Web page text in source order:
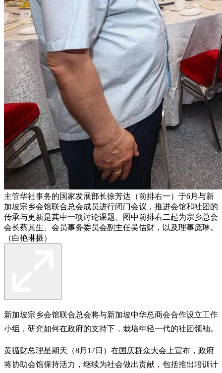
主管华社事务的国家发展部长徐芳达（前排右一）于6月与新
加坡宗乡会馆联合总会成员进行闭门会议，推进会馆和社团的
传承与更新是其中一项讨论课题。图中前排右二起为宗乡总会
会长蔡其生、会员事务委员会副主任吴佶财，以及理事庞琳。
（白艳琳摄）
新加坡宗乡会馆联合总会将与新加坡中华总商会合作设立工作
小组，研究如何在政府的支持下，栽培年轻一代的社团领袖。
黄循财总理星期天（8月17日）在国庆群众大会 上宣布，政府
将协助会馆保持活力，继续为社会做出贡献，包括推出培训计